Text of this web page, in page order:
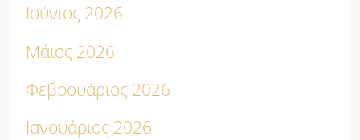
Ιούνιος 2026
Μάιος 2026
Φεβρουάριος 2026
Ιανουάριος 2026